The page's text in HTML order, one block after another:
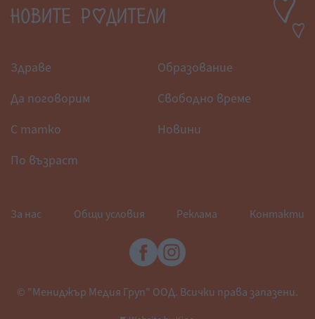
Здраве
Образование
Да поговорим
Свободно време
С татко
Новини
По възраст
За нас Общи условия Реклама Контакти
© "Мениджър Медия Груп" ООД. Всички права запазени.